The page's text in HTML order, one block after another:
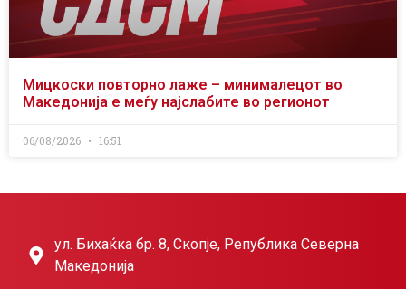
Мицкоски повторно лаже – минималецот во
Македонија е меѓу најслабите во регионот
06/08/2026 16:51
ул. Бихаќка бр. 8, Скопје, Република Северна
Македонија